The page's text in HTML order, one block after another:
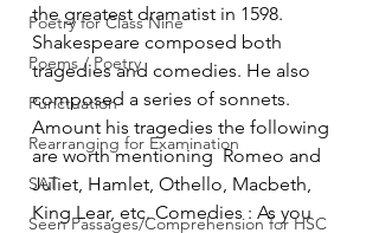
Poetry for Class Nine
Poems / Poetry
Punctuation
Rearranging for Examination
SAT
Seen Passages/Comprehension for HSC
the greatest dramatist in 1598.
Shakespeare composed both
tragedies and comedies. He also
composed a series of sonnets.
Amount his tragedies the following
are worth mentioning  Romeo and
Juliet, Hamlet, Othello, Macbeth,
King Lear, etc. Comedies : As you